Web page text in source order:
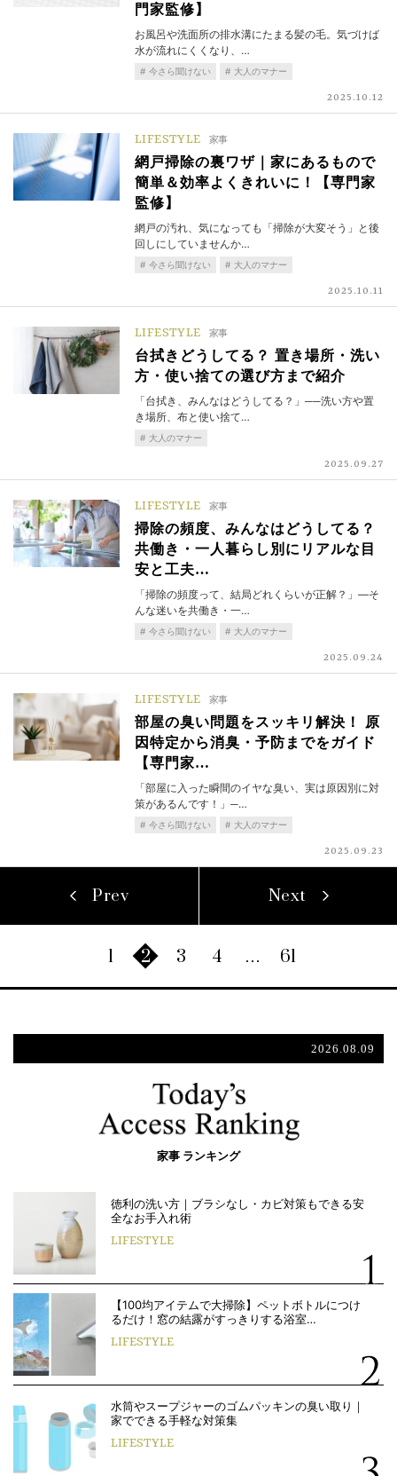
門家監修】
お風呂や洗面所の排水溝にたまる髪の毛。気づけば
水が流れにくくなり、…
今さら聞けない 大人のマナー
2025.10.12
LIFESTYLE 家事
網戸掃除の裏ワザ｜家にあるもので
簡単＆効率よくきれいに！【専門家
監修】
網戸の汚れ、気になっても「掃除が大変そう」と後
回しにしていませんか…
今さら聞けない 大人のマナー
2025.10.11
LIFESTYLE 家事
台拭きどうしてる？ 置き場所・洗い
方・使い捨ての選び方まで紹介
「台拭き、みんなはどうしてる？」──洗い方や置
き場所、布と使い捨て…
大人のマナー
2025.09.27
LIFESTYLE 家事
掃除の頻度、みんなはどうしてる？
共働き・一人暮らし別にリアルな目
安と工夫…
「掃除の頻度って、結局どれくらいが正解？」―そ
んな迷いを共働き・一…
今さら聞けない 大人のマナー
2025.09.24
LIFESTYLE 家事
部屋の臭い問題をスッキリ解決！ 原
因特定から消臭・予防までをガイド
【専門家…
「部屋に入った瞬間のイヤな臭い、実は原因別に対
策があるんです！」─…
今さら聞けない 大人のマナー
2025.09.23
Prev
1 2 3 4 … 61
Next
2026.08.09
家事 ランキング
徳利の洗い方｜ブラシなし・カビ対策もできる安
全なお手入れ術
LIFESTYLE
【100均アイテムで大掃除】ペットボトルにつけ
るだけ！窓の結露がすっきりする浴室…
LIFESTYLE
水筒やスープジャーのゴムパッキンの臭い取り｜
家でできる手軽な対策集
LIFESTYLE